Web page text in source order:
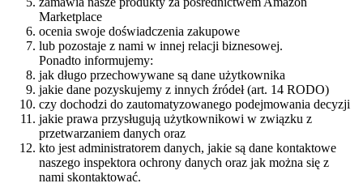
Marketplace
ocenia swoje doświadczenia zakupowe
lub pozostaje z nami w innej relacji biznesowej.
Ponadto informujemy:
jak długo przechowywane są dane użytkownika
jakie dane pozyskujemy z innych źródeł (art. 14 RODO)
czy dochodzi do zautomatyzowanego podejmowania decyzji
jakie prawa przysługują użytkownikowi w związku z
przetwarzaniem danych oraz
kto jest administratorem danych, jakie są dane kontaktowe
naszego inspektora ochrony danych oraz jak można się z
nami skontaktować.